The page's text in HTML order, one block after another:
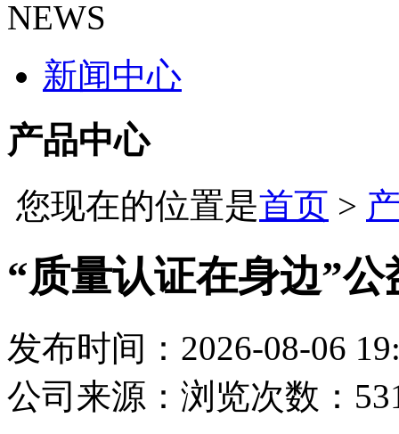
NEWS
新闻中心
产品中心
您现在的位置是首页 >
“质量认证在身边”
发布时间：2026-08-06
公司 来源： 浏览次数：